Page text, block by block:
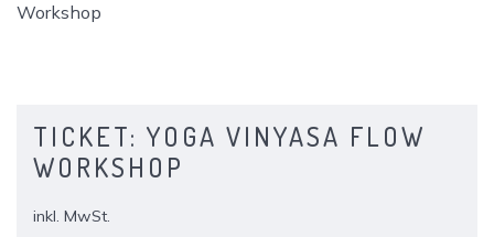
Workshop
TICKET: YOGA VINYASA FLOW
WORKSHOP
inkl. MwSt.